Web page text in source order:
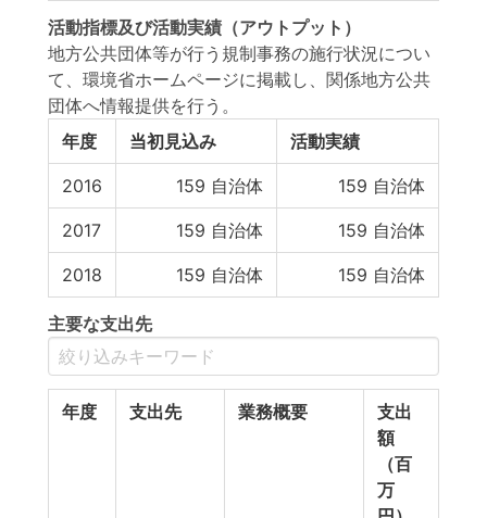
活動指標及び活動実績 （アウトプット）
地方公共団体等が行う規制事務の施行状況につい
て、環境省ホームページに掲載し、関係地方公共
団体へ情報提供を行う。
年度
当初見込み 活動実績
2016 159 自治体 159 自治体
2017 159 自治体 159 自治体
2018 159 自治体 159 自治体
主要な支出先
年度 支出先 業務概要
支出
額
（百
万